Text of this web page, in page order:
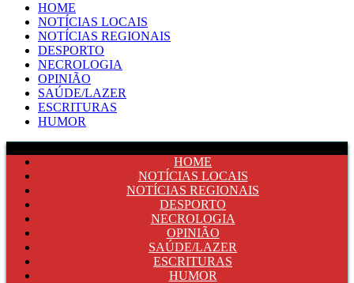
HOME
NOTÍCIAS LOCAIS
NOTÍCIAS REGIONAIS
DESPORTO
NECROLOGIA
OPINIÃO
SAÚDE/LAZER
ESCRITURAS
HUMOR
HOME
NOTÍCIAS LOCAIS
NOTÍCIAS REGIONAIS
DESPORTO
NECROLOGIA
OPINIÃO
SAÚDE/LAZER
ESCRITURAS
HUMOR